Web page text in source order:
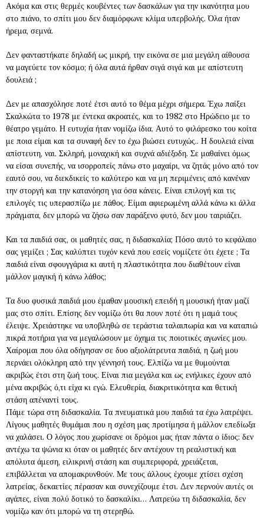
Ακόμα και στις θερμές κουβέντες των δασκάλων για την ικανότητα μου
στο πιάνο, το σπίτι μου δεν διαμόρφωνε κλίμα υπερβολής. Όλα ήταν
ήρεμα, σεμνά.
Δεν φανταστήκατε δηλαδή ως μικρή, την εικόνα σε μια μεγάλη αίθουσα
να μαγεύετε τον κόσμο; ή όλα αυτά ήρθαν σιγά σιγά και με απίστευτη
δουλειά ;
Δεν με απασχόλησε ποτέ έτσι αυτό το θέμα μέχρι σήμερα. Έχω παίξει
Σκαλκώτα το 1978 με έντεκα ακροατές, και το 1982 στο Ηρώδειο με το
θέατρο γεμάτο. Η ευτυχία ήταν νομίζω ίδια. Αυτό το φιλάρεσκο του κοίτα
με ποια είμαι και τα συναφή δεν το έχω βιώσει ευτυχώς.. Η δουλειά είναι
απίστευτη, ναι. Σκληρή, μοναχική και συχνά αδιέξοδη. Σε μαθαίνει όμως
να είσαι συνεπής, να ισορροπείς πάνω στο μαχαίρι, να ζητάς μόνο από τον
εαυτό σου, να διεκδικείς το καλύτερο και να μη περιμένεις από κανέναν
την στοργή και την κατανόηση για όσα κάνεις. Είναι επιλογή και τις
επιλογές τις υπερασπίζω με πάθος. Είμαι αφιερωμένη αλλά κάνω κι άλλα
πράγματα, δεν μπορώ να ζήσω σαν παράξενο φυτό, δεν μου ταιριάζει.
Και τα παιδιά σας, οι μαθητές σας, η διδασκαλία; Πόσο αυτό το κεφάλαιο
σας γεμίζει ; Σας καλύπτει τυχόν κενά που εσείς νομίζετε ότι έχετε ; Τα
παιδιά είναι σφουγγάρια κι αυτή η πλαστικότητα που διαθέτουν είναι
μάλλον μαγική ή κάνω λάθος;
Τα δυο φυσικά παιδιά μου έμαθαν μουσική επειδή η μουσική ήταν μαζί
μας στο σπίτι. Επίσης δεν νομίζω ότι θα πουν ποτέ ότι η μαμά τους
έλειψε. Χρειάστηκε να υποβληθώ σε τεράστια ταλαιπωρία και να καταπιώ
πικρά ποτήρια για να μεγαλώσουν με όχημα τις ποιοτικές αγωνίες μου.
Χαίρομαι που όλα οδήγησαν σε δυο αξιολάτρευτα παιδιά, η ζωή μου
περνάει ολόκληρη από την γέννησή τους. Ελπίζω να με θυμούνται
ακριβώς έτσι στη ζωή τους. Είναι πια μεγάλα και ως ενήλικες έχουν από
μένα ακριβώς ό,τι είχα κι εγώ. Ελευθερία, διακριτικότητα και θετική
στάση απέναντί τους.
Πάμε τώρα στη διδασκαλία. Τα πνευματικά μου παιδιά τα έχω λατρέψει.
Λίγους μαθητές θυμάμαι που η σχέση μας προτίμησα ή μάλλον επεδίωξα
να χαλάσει. Ο λόγος που χωρίσανε οι δρόμοι μας ήταν πάντα ο ίδιος: δεν
αντέχω τα ψώνια κι όταν οι μαθητές δεν αντέχουν τη ρεαλιστική και
απόλυτα άμεση, ειλικρινή στάση και συμπεριφορά, χρειάζεται,
επιβάλλεται να απομακρυνθούν. Με τους άλλους έχουμε χτίσει σχέση
λατρείας, δεκαετίες πέρασαν και συνεχίζουμε έτσι. Δεν περνούν αυτές οι
αγάπες, είναι πολύ δοτικό το δασκαλίκι… Λατρεύω τη διδασκαλία, δεν
νομίζω καν ότι μπορώ να τη στερηθώ.